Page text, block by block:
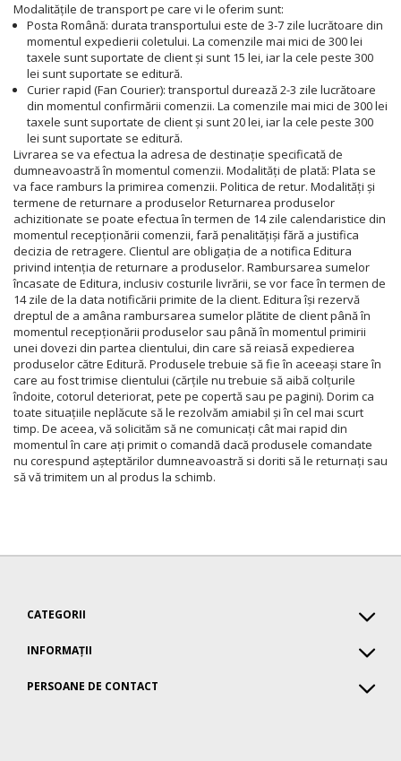
Modalităţile de transport pe care vi le oferim sunt:
Posta Română: durata transportului este de 3-7 zile lucrătoare din
momentul expedierii coletului. La comenzile mai mici de 300 lei
taxele sunt suportate de client şi sunt 15 lei, iar la cele peste 300
lei sunt suportate se editură.
Curier rapid (Fan Courier): transportul durează 2-3 zile lucrătoare
din momentul confirmării comenzii. La comenzile mai mici de 300 lei
taxele sunt suportate de client şi sunt 20 lei, iar la cele peste 300
lei sunt suportate se editură.
Livrarea se va efectua la adresa de destinație specificată de
dumneavoastră în momentul comenzii. Modalități de plată: Plata se
va face ramburs la primirea comenzii. Politica de retur. Modalități și
termene de returnare a produselor Returnarea produselor
achizitionate se poate efectua în termen de 14 zile calendaristice din
momentul recepționării comenzii, fară penalitățiși fără a justifica
decizia de retragere. Clientul are obligația de a notifica Editura
privind intenția de returnare a produselor. Rambursarea sumelor
încasate de Editura, inclusiv costurile livrării, se vor face în termen de
14 zile de la data notificării primite de la client. Editura își rezervă
dreptul de a amâna rambursarea sumelor plătite de client până în
momentul recepționării produselor sau până în momentul primirii
unei dovezi din partea clientului, din care să reiasă expedierea
produselor către Editură. Produsele trebuie să fie în aceeași stare în
care au fost trimise clientului (cărțile nu trebuie să aibă colțurile
îndoite, cotorul deteriorat, pete pe copertă sau pe pagini). Dorim ca
toate situațiile neplăcute să le rezolvăm amiabil și în cel mai scurt
timp. De aceea, vă solicităm să ne comunicați cât mai rapid din
momentul în care ați primit o comandă dacă produsele comandate
nu corespund așteptărilor dumneavoastră si doriti să le returnați sau
să vă trimitem un al produs la schimb.
CATEGORII
INFORMAŢII
PERSOANE DE CONTACT